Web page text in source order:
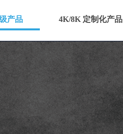
产品 4K/8K 定制化产品